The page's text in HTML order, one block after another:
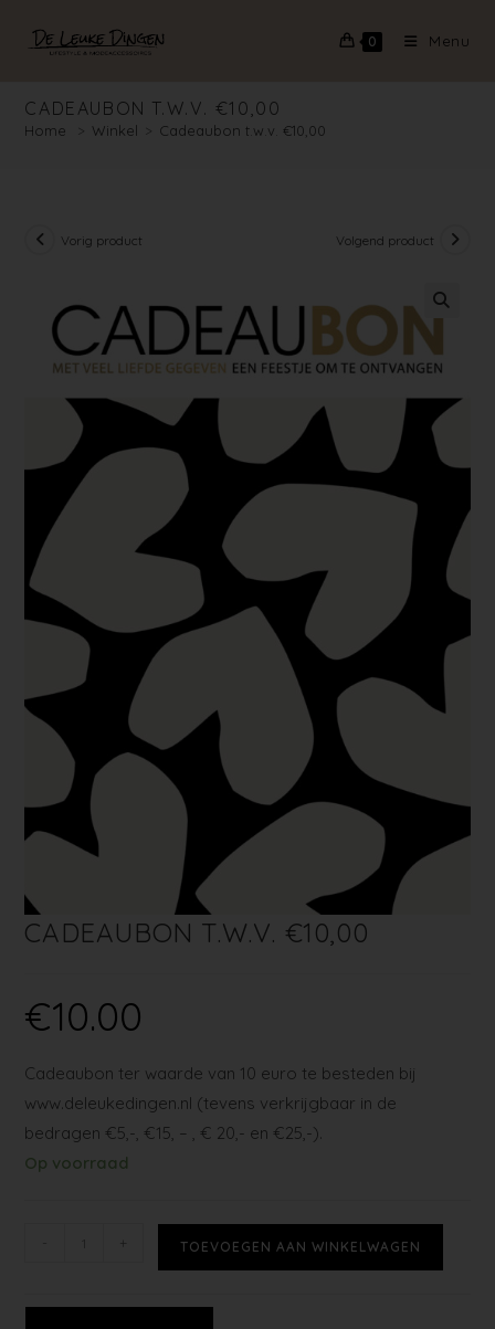
0 Menu
CADEAUBON T.W.V. €10,00
Home > Winkel > Cadeaubon t.w.v. €10,00
Vorig product Volgend product
CADEAUBON T.W.V. €10,00
€10.00
Cadeaubon ter waarde van 10 euro te besteden bij
www.deleukedingen.nl (tevens verkrijgbaar in de
bedragen €5,-, €15, – , € 20,- en €25,-).
Op voorraad
+ TOEVOEGEN AAN WINKELWAGEN